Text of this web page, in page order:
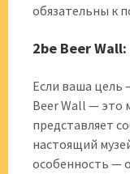
обязательны к
2be Beer
Если ваша цель
Beer Wall — это
представляет
настоящий
особенность —